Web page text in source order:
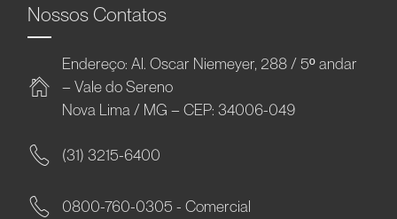
Nossos Contatos
Endereço: Al. Oscar Niemeyer, 288 / 5º andar
– Vale do Sereno
Nova Lima / MG – CEP: 34006-049
(31) 3215-6400
0800-760-0305 - Comercial